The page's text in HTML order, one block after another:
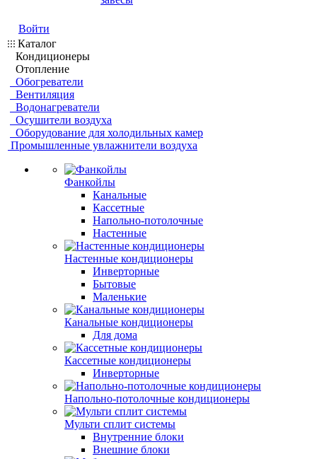
Войти
Каталог
Кондиционеры
Отопление
Обогреватели
Вентиляция
Водонагреватели
Осушители воздуха
Оборудование для холодильных камер
Промышленные увлажнители воздуха
Фанкойлы
Канальные
Кассетные
Напольно-потолочные
Настенные
Настенные кондиционеры
Инверторные
Бытовые
Маленькие
Канальные кондиционеры
Для дома
Кассетные кондиционеры
Инверторные
Напольно-потолочные кондиционеры
Мульти сплит системы
Внутренние блоки
Внешние блоки